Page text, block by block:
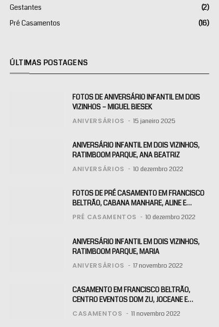
Gestantes
(2)
Pré Casamentos
(16)
ÚLTIMAS POSTAGENS
FOTOS DE ANIVERSÁRIO INFANTIL EM DOIS
VIZINHOS – MIGUEL BIESEK
ANIVERSÁRIOS 15 janeiro 2025
ANIVERSÁRIO INFANTIL EM DOIS VIZINHOS,
RATIMBOOM PARQUE, ANA BEATRIZ
ANIVERSÁRIOS 10 dezembro 2022
FOTOS DE PRÉ CASAMENTO EM FRANCISCO
BELTRÃO, CABANA MANHARE, ALINE E
KLAITON
PRÉ CASAMENTOS 10 dezembro 2022
ANIVERSÁRIO INFANTIL EM DOIS VIZINHOS,
RATIMBOOM PARQUE, MARIA
ANIVERSÁRIOS 17 novembro 2022
CASAMENTO EM FRANCISCO BELTRÃO,
CENTRO EVENTOS DOM ZU, JOCEANE E
RAFAEL
CASAMENTOS 11 novembro 2022